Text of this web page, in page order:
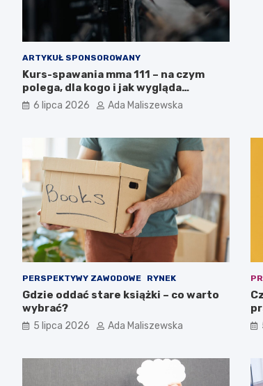
ARTYKUŁ SPONSOROWANY
Kurs-spawania mma 111 – na czym
polega, dla kogo i jak wygląda
egzamin?
6 lipca 2026 Ada Maliszewska
PERSPEKTYWY ZAWODOWE RYNEK
Gdzie oddać stare książki – co warto
wybrać?
5 lipca 2026 Ada Maliszewska